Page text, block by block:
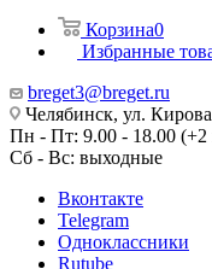
Корзина0
Избранные
breget3@breget.ru
Челябинск, ул.
Пн - Пт: 9.00 - 18.00 (+2
Сб - Вс: выходные
Вконтакте
Telegram
Одноклассники
Rutube